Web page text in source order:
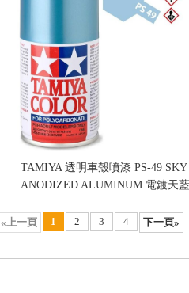
TAMIYA 透明車殼噴漆 PS-49
ANODIZED ALUMINUM 電鍍天
售價:270
«上一頁 1 2 3 4 下一頁»